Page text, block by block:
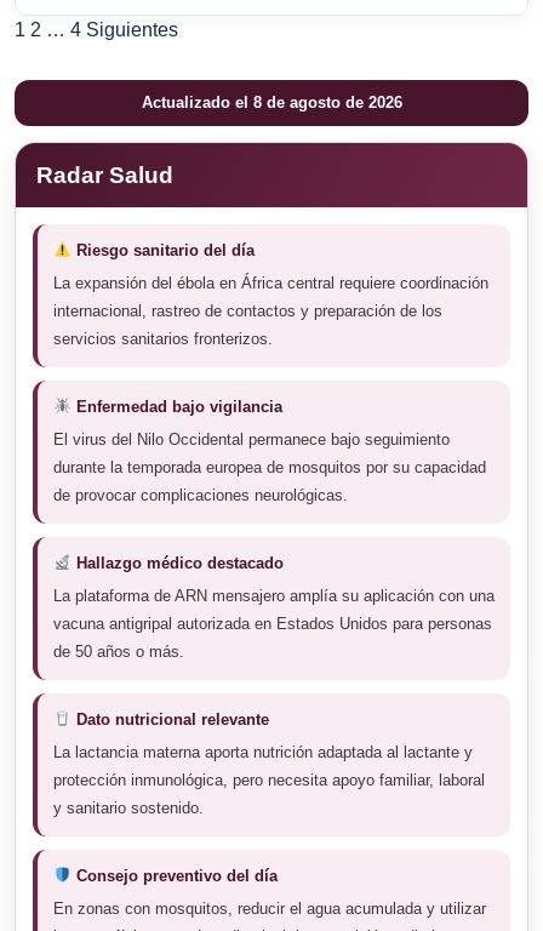
Paginación
de
entradas
1 2 … 4 Siguientes
Actualizado el 8 de agosto de 2026
Radar Salud
Riesgo sanitario del día
La expansión del ébola en África central requiere coordinación
internacional, rastreo de contactos y preparación de los
servicios sanitarios fronterizos.
Enfermedad bajo vigilancia
El virus del Nilo Occidental permanece bajo seguimiento
durante la temporada europea de mosquitos por su capacidad
de provocar complicaciones neurológicas.
Hallazgo médico destacado
La plataforma de ARN mensajero amplía su aplicación con una
vacuna antigripal autorizada en Estados Unidos para personas
de 50 años o más.
Dato nutricional relevante
La lactancia materna aporta nutrición adaptada al lactante y
protección inmunológica, pero necesita apoyo familiar, laboral
y sanitario sostenido.
Consejo preventivo del día
En zonas con mosquitos, reducir el agua acumulada y utilizar